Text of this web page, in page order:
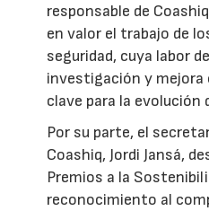
responsable de
en valor el trabajo de
seguridad, cuya labor
investigación y
clave para la evolución
Por su parte, el
Coashiq, Jordi Jansá,
Premios a la
reconocimiento al